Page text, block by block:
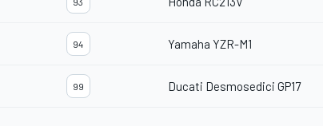
94 Yamaha YZR-M1
99 Ducati Desmosedici GP17